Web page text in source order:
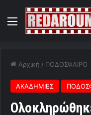
Menu
Αρχική / ΠΟΔΟΣΦΑΙΡΟ
ΑΚΑΔΗΜΙΕΣ